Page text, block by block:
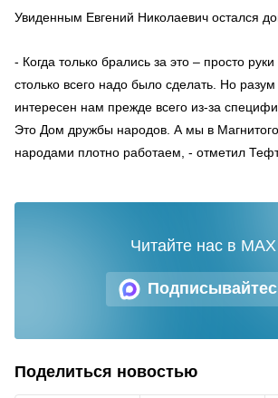
Увиденным Евгений Николаевич остался
- Когда только брались за это – просто
столько всего надо было сделать. Но
интересен нам прежде всего из-за
Это Дом дружбы народов. А мы в
народами плотно работаем, - отметил
Читайте нас в MAX
Поделиться новостью